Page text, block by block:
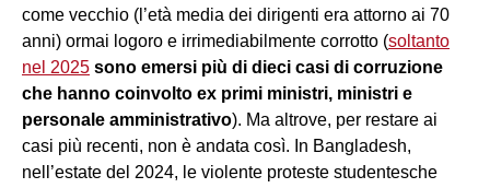
come vecchio (l’età media dei dirigenti era attorno ai 70
anni) ormai logoro e irrimediabilmente corrotto (soltanto
nel 2025 sono emersi più di dieci casi di corruzione
che hanno coinvolto ex primi ministri, ministri e
personale amministrativo). Ma altrove, per restare ai
casi più recenti, non è andata così. In Bangladesh,
nell’estate del 2024, le violente proteste studentesche